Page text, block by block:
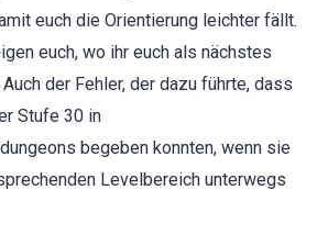
euch die Orientierung leichter fällt.
euch, wo ihr euch als nächstes
der Fehler, der dazu führte, dass
Stufe 30 in
begeben konnten, wenn sie
Levelbereich unterwegs